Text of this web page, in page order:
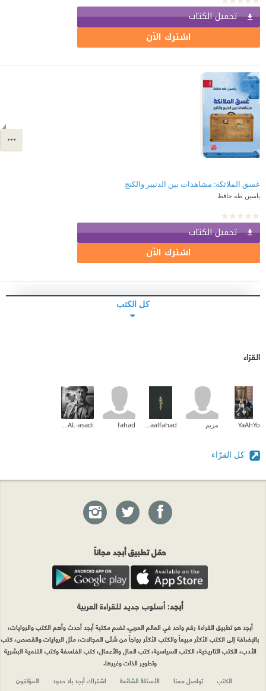
تحميل الكتاب
اشترك الآن
غسق الملائكة: مشاهدات بين الدنيبر والكنج
ياسين طه حافظ
تحميل الكتاب
اشترك الآن
كل الكتب
القرّاء
YaAhYo مريم fahad
كل القرّاء
حمّل تطبيق أبجد مجاناً
أبجد: أسلوب جديد للقراءة العربية
أبجد هو تطبيق القراءة رقم واحد في العالم العربي. تضم مكتبة أبجد أحدث وأهم الكتب والروايات،
بالإضافة إلى الكتب الأكثر مبيعاً والكتب الأكثر رواجاً من شتّى المجالات، مثل الروايات والقصص، كتب
الأدب، الكتب التاريخية، الكتب السياسية، كتب المال والأعمال، كتب الفلسفة وكتب التنمية البشرية
وتطوير الذات وغيرها.
الكتب
تواصل معنا الأسئلة الشائعة اشتراك أبجد بلا حدود المؤلفون